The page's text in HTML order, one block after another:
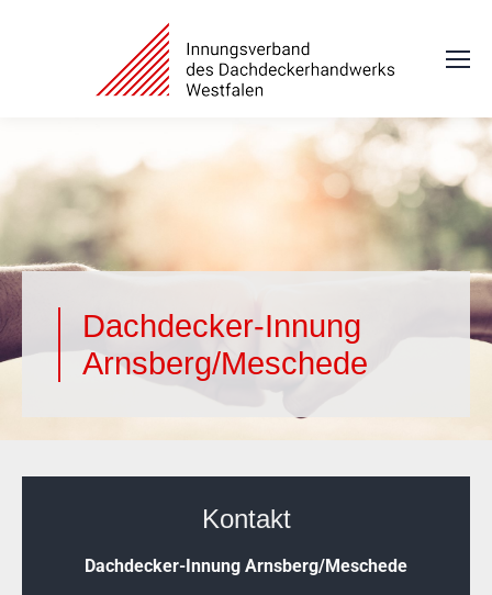
Dachdecker-Innung
Arnsberg/Meschede
Kontakt
Dachdecker-Innung Arnsberg/Meschede